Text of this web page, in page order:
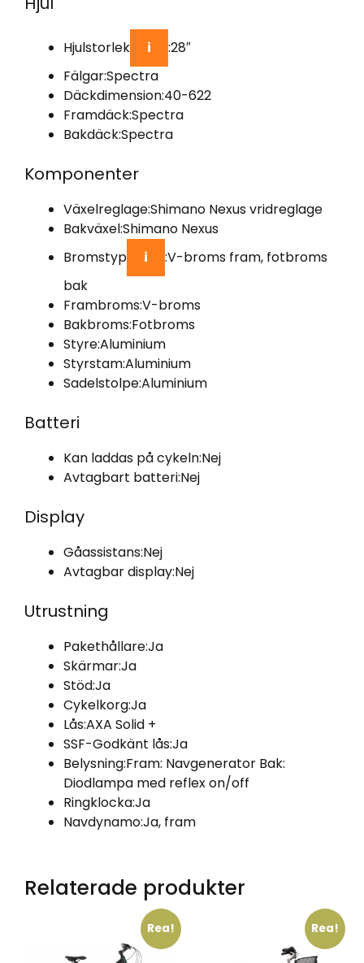
Hjulstorlek i :28″
Fälgar:Spectra
Däckdimension:40-622
Framdäck:Spectra
Bakdäck:Spectra
Komponenter
Växelreglage:Shimano Nexus vridreglage
Bakväxel:Shimano Nexus
Bromstyp
i :V-broms fram, fotbroms
bak
Frambroms:V-broms
Bakbroms:Fotbroms
Styre:Aluminium
Styrstam:Aluminium
Sadelstolpe:Aluminium
Batteri
Kan laddas på cykeln:Nej
Avtagbart batteri:Nej
Display
Gåassistans:Nej
Avtagbar display:Nej
Utrustning
Pakethållare:Ja
Skärmar:Ja
Stöd:Ja
Cykelkorg:Ja
Lås:AXA Solid +
SSF-Godkänt lås:Ja
Belysning:Fram: Navgenerator Bak:
Diodlampa med reflex on/off
Ringklocka:Ja
Navdynamo:Ja, fram
Relaterade produkter
Rea! Rea!